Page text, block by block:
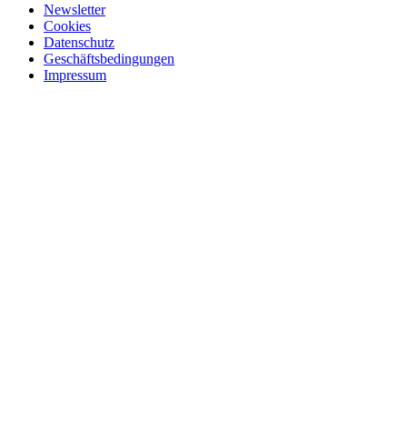
Newsletter
Cookies
Datenschutz
Geschäftsbedingungen
Impressum